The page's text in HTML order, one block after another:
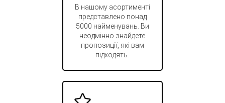
В нашому асортименті
представлено понад
5000 найменувань. Ви
неодмінно знайдете
пропозиції, які вам
підходять.